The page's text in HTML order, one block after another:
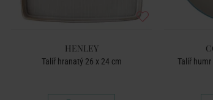
HENLEY
Talíř hranatý 26 x 24 cm Talíř